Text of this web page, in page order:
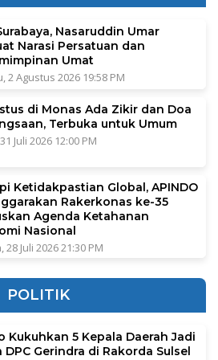
Nasaruddin Umar
Narasi Persatuan dan
Umat
2 Agustus 2026 19:58 PM
di Monas Ada Zikir dan Doa
Terbuka untuk Umum
Juli 2026 12:00 PM
Ketidakpastian Global, APINDO
Rakerkonas ke-35
Agenda Ketahanan
Nasional
28 Juli 2026 21:30 PM
POLITIK
Kukuhkan 5 Kepala Daerah Jadi
DPC Gerindra di Rakorda Sulsel